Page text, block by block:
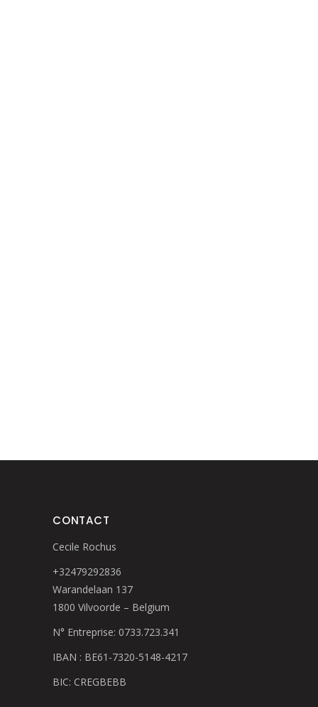
CONTACT
Cecile Rochus
+32479292836
Warandelaan 137
1800 Vilvoorde – Belgium
N° Entreprise: 0733.723.341
IBAN : BE61-7320-5148-4217
BIC: CREGBEBB